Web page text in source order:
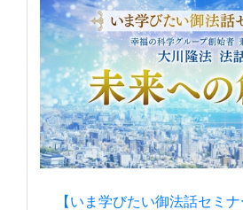
【いま学びたい御法話セミナ